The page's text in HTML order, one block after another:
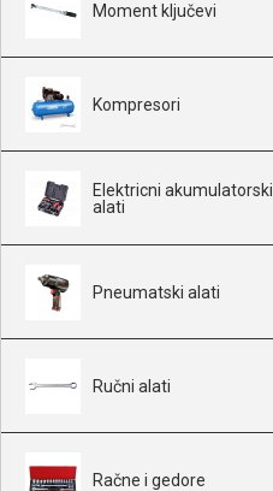
Moment ključevi
Kompresori
Elektricni akumulatorski
alati
Pneumatski alati
Ručni alati
Račne i gedore